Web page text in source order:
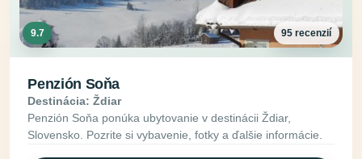
9.7 95 recenzií
Penzión Soňa
Destinácia: Ždiar
Penzión Soňa ponúka ubytovanie v destinácii Ždiar,
Slovensko. Pozrite si vybavenie, fotky a ďalšie informácie.